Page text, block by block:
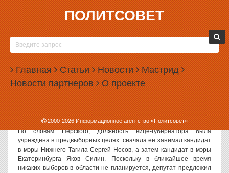
ПОЛИТСОВЕТ
Главная Статьи Новости Мастрид
Новости партнеров О проекте
2000-2026Информационное агентство «Политсовет»
02.10.2013, 16:56
СВЕРДЛОВСКОГО ВИЦЕ-ГУБЕРНАТОРА МОГУТ
УПРАЗДНИТЬ
Вице-спикер свердловского Заксобрания Георгий Перский
намерен внести законопроект о ликвидации поста вице-
губернатора. Накануне уставный суд разрешил депутатам
предлагать подобные поправки в устав без согласования с
областью.
По словам Перского, должность вице-губернатора была
учреждена в предвыборных целях: сначала её занимал кандидат
в мэры Нижнего Тагила Сергей Носов, а затем кандидат в мэры
Екатеринбурга Яков Силин. Поскольку в ближайшее время
никаких выборов в области не планируется, депутат предложил